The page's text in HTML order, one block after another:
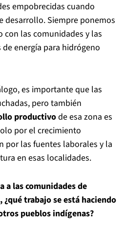
empobrecidas cuando
desarrollo. Siempre ponemos
con las comunidades y las
energía para hidrógeno
es importante que las
pero también
productivode esa zona es
por el crecimiento
por las fuentes laborales y la
en esas localidades.
a las comunidades de
¿qué trabajo se está haciendo
pueblos indígenas?